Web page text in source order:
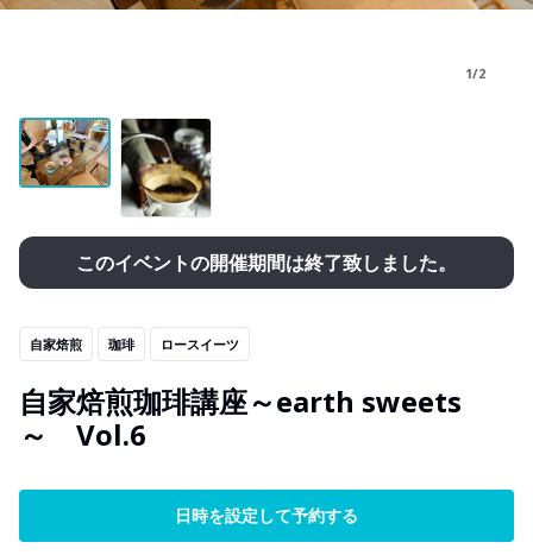
1/2
このイベントの開催期間は終了致しました。
自家焙煎 珈琲 ロースイーツ
自家焙煎珈琲講座～earth sweets
～ Vol.6
日時を設定して予約する